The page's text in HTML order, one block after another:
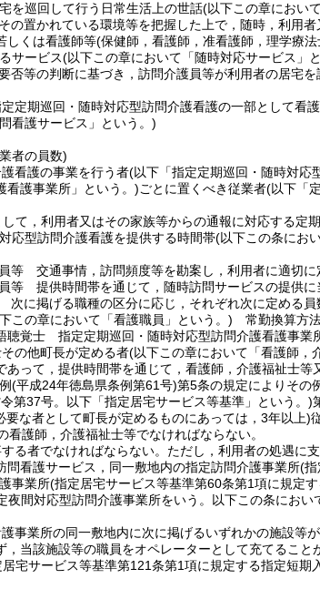
を巡回して行う日常生活上の世話(以下この章におい
の置かれている環境等を把握した上で，随時，利用
しくは看護師等(保健師，看護師，准看護師，理学療
サービス(以下この章において「随時対応サービス」
否等の判断に基づき，訪問介護員等が利用者の居宅
定期巡回・随時対応型訪問介護看護の一部として看
看護サービス」という。)
者の員数)
看護の事業を行う者(以下「指定定期巡回・随時対応
看護事業所」という。)ごとに置くべき従業者(以下「
て，利用者又はその家族等からの通報に対応する定
応型訪問介護看護を提供する時間帯(以下この条にお
等 交通事情，訪問頻度等を勘案し，利用者に適切
等 提供時間帯を通じて，随時訪問サービスの提供
に掲げる職種の区分に応じ，それぞれ次に定める員
この章において「看護職員」という。) 常勤換算方
聴覚士 指定定期巡回・随時対応型訪問介護看護事業
の他町長が定める者(以下この章において「看護師，
って，提供時間帯を通じて，看護師，介護福祉士等
(平成24年徳島県条例第61号)第5条の規定によりその
第37号。以下「指定居宅サービス等基準」という。)
な者として町長が定めるものにあっては，3年以上)
護師，介護福祉士等でなければならない。
る者でなければならない。 ただし，利用者の処遇に
看護サービス，同一敷地内の指定訪問介護事業所(指
事業所(指定居宅サービス等基準第60条第1項に規定
夜間対応型訪問介護事業所をいう。以下この条におい
事業所の同一敷地内に次に掲げるいずれかの施設等
，当該施設等の職員をオペレーターとして充てること
宅サービス等基準第121条第1項に規定する指定短期